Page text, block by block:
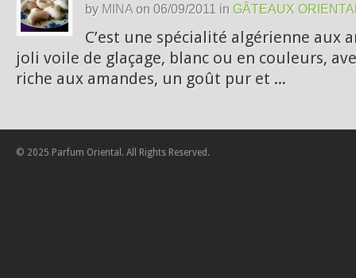
by MINA on 06/09/2011 in GÂTEAUX
C’est une spécialité algérienne aux
joli voile de glaçage, blanc ou en couleurs,
riche aux amandes, un goût pur et ...
© 2025 Parfum Oriental. All Rights Reserved.